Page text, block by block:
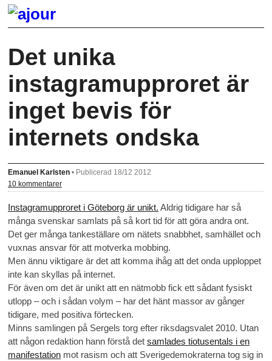
Det unika
instagramupproret är
inget bevis för
internets ondska
Emanuel Karlsten • Publicerad 18/12 2012
10 kommentarer
Instagramupproret i Göteborg är unikt. Aldrig tidigare har så
många svenskar samlats på så kort tid för att göra andra ont.
Det ger många tankeställare om nätets snabbhet, samhället och
vuxnas ansvar för att motverka mobbing.
Men ännu viktigare är det att komma ihåg att det onda upploppet
inte kan skyllas på internet.
För även om det är unikt att en nätmobb fick ett sådant fysiskt
utlopp – och i sådan volym – har det hänt massor av gånger
tidigare, med positiva förtecken.
Minns samlingen på Sergels torg efter riksdagsvalet 2010. Utan
att någon redaktion hann förstå det samlades tiotusentals i en
manifestation mot rasism och att Sverigedemokraterna tog sig in